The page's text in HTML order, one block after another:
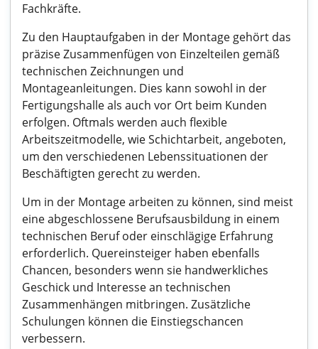
Fachkräfte.
Zu den Hauptaufgaben in der Montage gehört das
präzise Zusammenfügen von Einzelteilen gemäß
technischen Zeichnungen und
Montageanleitungen. Dies kann sowohl in der
Fertigungshalle als auch vor Ort beim Kunden
erfolgen. Oftmals werden auch flexible
Arbeitszeitmodelle, wie Schichtarbeit, angeboten,
um den verschiedenen Lebenssituationen der
Beschäftigten gerecht zu werden.
Um in der Montage arbeiten zu können, sind meist
eine abgeschlossene Berufsausbildung in einem
technischen Beruf oder einschlägige Erfahrung
erforderlich. Quereinsteiger haben ebenfalls
Chancen, besonders wenn sie handwerkliches
Geschick und Interesse an technischen
Zusammenhängen mitbringen. Zusätzliche
Schulungen können die Einstiegschancen
verbessern.